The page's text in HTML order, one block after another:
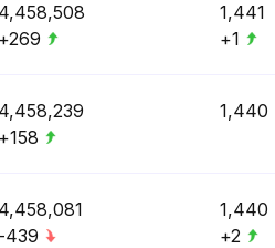
4,458,508
+269
1,441
+1
4,458,239
+158
1,440
4,458,081
-439
1,440
+2